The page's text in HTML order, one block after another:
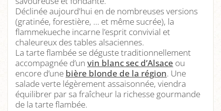
Déclinée aujourd'hui en de nombreuses versions
(gratinée, forestière, … et même sucrée), la
flammekueche incarne l’esprit convivial et
chaleureux des tables alsaciennes.
La tarte flambée se déguste traditionnellement
accompagnée d’un vin blanc sec d’Alsace ou
encore d’une bière blonde de la région. Une
salade verte légèrement assaisonnée, viendra
équilibrer par sa fraîcheur la richesse gourmande
de la tarte flambée.